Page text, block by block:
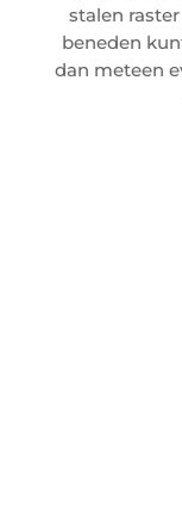
stalen
beneden
dan meteen